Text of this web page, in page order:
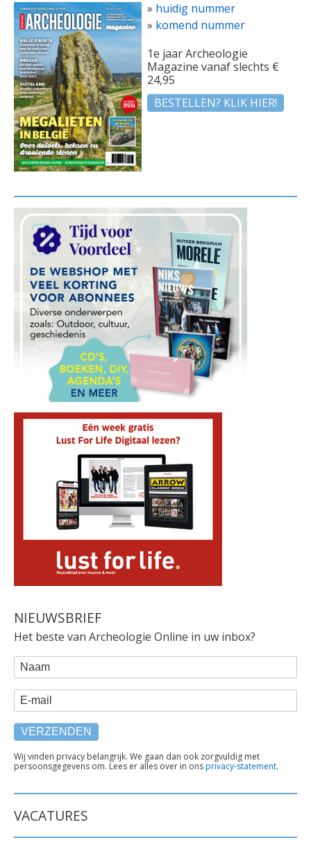
» huidig nummer
» komend nummer
1e jaar Archeologie
Magazine vanaf slechts €
24,95
BESTELLEN? KLIK HIER!
NIEUWSBRIEF
Het beste van Archeologie Online in uw inbox?
WEBFORM
Naam
E-mail
TEKST
ONDER
Wij vinden privacy belangrijk. We gaan dan ook zorgvuldig met
persoonsgegevens om. Lees er alles over in onsprivacy-statement.
VACATURES